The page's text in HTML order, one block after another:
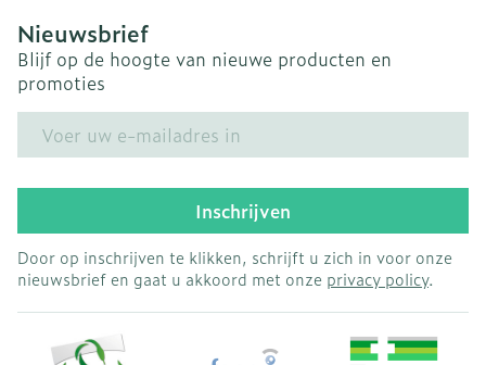
Nieuwsbrief
Blijf op de hoogte van nieuwe producten en
promoties
Inschrijven
Door op inschrijven te klikken, schrijft u zich in voor onze
nieuwsbrief en gaat u akkoord met onze privacy policy.